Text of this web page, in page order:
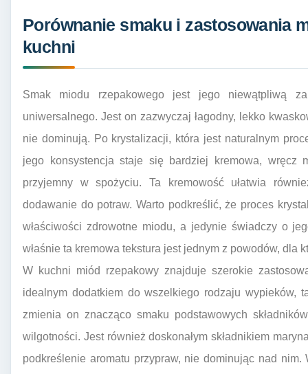
Porównanie smaku i zastosowania
kuchni
Smak miodu rzepakowego jest jego niewątpliwą
uniwersalnego. Jest on zazwyczaj łagodny, lekko
nie dominują. Po krystalizacji, która jest naturalnym
jego konsystencja staje się bardziej kremowa, wręcz
przyjemny w spożyciu. Ta kremowość ułatwia
dodawanie do potraw. Warto podkreślić, że proces
właściwości zdrowotne miodu, a jedynie świadczy o
właśnie ta kremowa tekstura jest jednym z powodów, dla
W kuchni miód rzepakowy znajduje szerokie
idealnym dodatkiem do wszelkiego rodzaju wypieków,
zmienia on znacząco smaku podstawowych
wilgotności. Jest również doskonałym składnikiem
podkreślenie aromatu przypraw, nie dominując nad